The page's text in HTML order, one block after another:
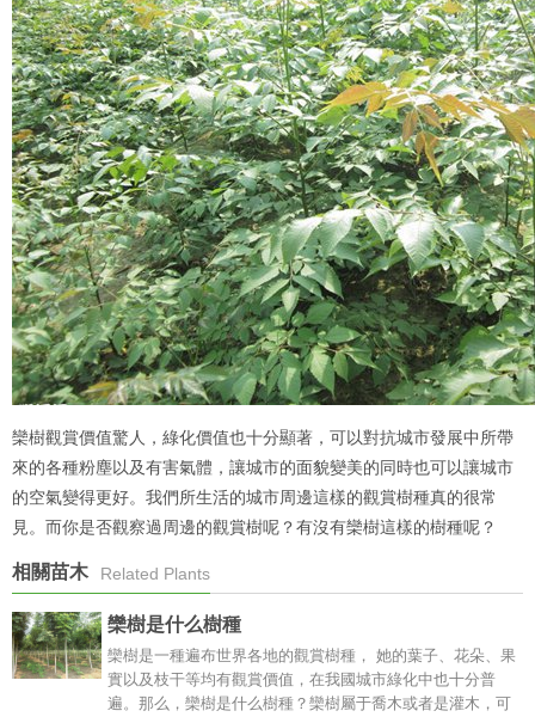
欒樹觀賞價值驚人，綠化價值也十分顯著，可以對抗城市發展中所帶
來的各種粉塵以及有害氣體，讓城市的面貌變美的同時也可以讓城市
的空氣變得更好。我們所生活的城市周邊這樣的觀賞樹種真的很常
見。而你是否觀察過周邊的觀賞樹呢？有沒有欒樹這樣的樹種呢？
相關苗木 Related Plants
欒樹是什么樹種
欒樹是一種遍布世界各地的觀賞樹種， 她的葉子、花朵、果
實以及枝干等均有觀賞價值，在我國城市綠化中也十分普
遍。那么，欒樹是什么樹種？欒樹屬于喬木或者是灌木，可